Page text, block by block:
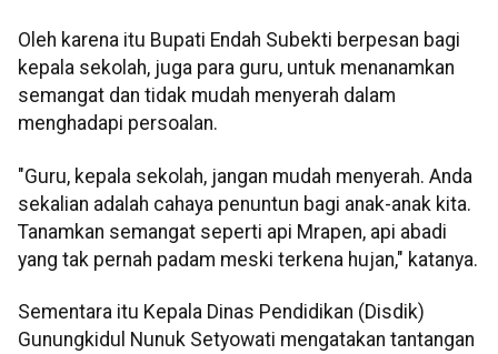
Oleh karena itu Bupati Endah Subekti berpesan bagi
kepala sekolah, juga para guru, untuk menanamkan
semangat dan tidak mudah menyerah dalam
menghadapi persoalan.
"Guru, kepala sekolah, jangan mudah menyerah. Anda
sekalian adalah cahaya penuntun bagi anak-anak kita.
Tanamkan semangat seperti api Mrapen, api abadi
yang tak pernah padam meski terkena hujan," katanya.
Sementara itu Kepala Dinas Pendidikan (Disdik)
Gunungkidul Nunuk Setyowati mengatakan tantangan